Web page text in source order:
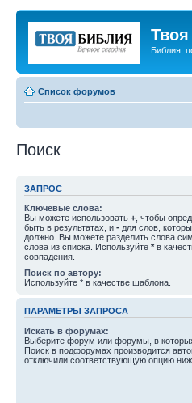
Библия,
Список форумов
Поиск
ЗАПРОС
Ключевые слова:
Вы можете использовать + , чтобы
быть в результатах, и - для слов,
должно. Вы можете разделить слова
слова из списка. Используйте * в
совпадения.
Поиск по автору:
Используйте * в качестве шаблона.
ПАРАМЕТРЫ ЗАПРОСА
Искать в форумах:
Выберите форум или форумы, в которых
Поиск в подфорумах производится
отключили соответствующую опцию